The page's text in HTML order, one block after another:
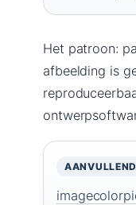
Het patroon:
afbeelding is